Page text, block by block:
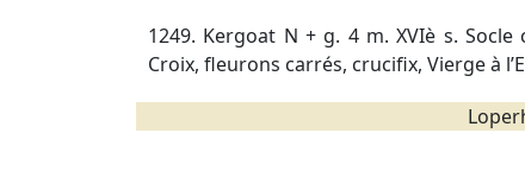
1249. Kergoat N + g. 4 m. XVIè s.
Croix, fleurons carrés, crucifix, Vierge à